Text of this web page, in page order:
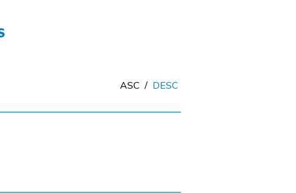
ASC / DESC